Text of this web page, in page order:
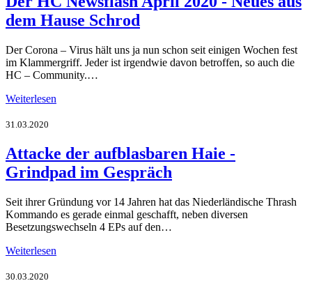
dem Hause Schrod
Der Corona – Virus hält uns ja nun schon seit einigen Wochen fest
im Klammergriff. Jeder ist irgendwie davon betroffen, so auch die
HC – Community.…
Weiterlesen
31.03.2020
Attacke der aufblasbaren Haie -
Grindpad im Gespräch
Seit ihrer Gründung vor 14 Jahren hat das Niederländische Thrash
Kommando es gerade einmal geschafft, neben diversen
Besetzungswechseln 4 EPs auf den…
Weiterlesen
30.03.2020